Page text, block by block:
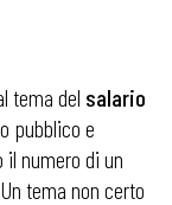
tema del salario
pubblico e
il numero di un
tema non certo